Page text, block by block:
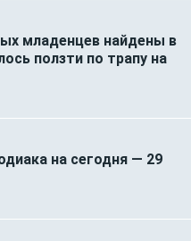
младенцев найдены в
ползти по трапу на
на сегодня — 29